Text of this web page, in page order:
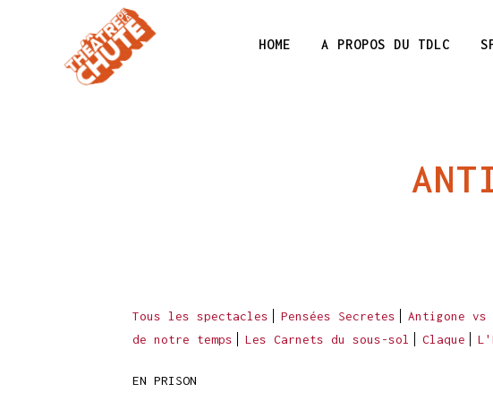
HOME A PROPOS DU TDLC
Tous les spectacles Pensées Secretes Antigone vs
de notre temps
Les Carnets du sous-sol Claque
EN PRISON